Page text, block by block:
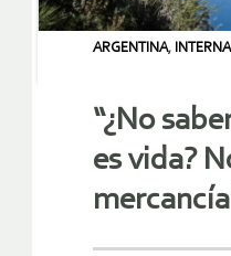
ARGENTINA,
“¿No
es vida?